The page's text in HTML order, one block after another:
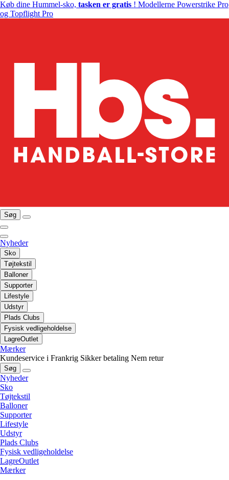
Køb dine Hummel-sko, tasken er gratis ! Modellerne Powerstrike Pro
og Topflight Pro
Søg
Nyheder
Sko
Tøjtekstil
Balloner
Supporter
Lifestyle
Udstyr
Plads Clubs
Fysisk vedligeholdelse
LagreOutlet
Mærker
Kundeservice i Frankrig Sikker betaling Nem retur
Søg
Nyheder
Sko
Tøjtekstil
Balloner
Supporter
Lifestyle
Udstyr
Plads Clubs
Fysisk vedligeholdelse
LagreOutlet
Mærker